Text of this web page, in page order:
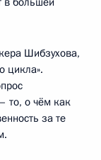
Шибзухова,
цикла».
то, о чём как
за те